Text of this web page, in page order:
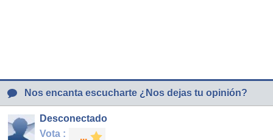
Nos encanta escucharte ¿Nos dejas tu opinión?
Desconectado
Vota :